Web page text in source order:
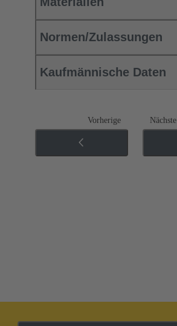
Normen/Zulassungen
Kaufmännische Daten
Vorherige Nächste